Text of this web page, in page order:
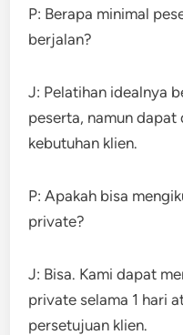
P: Berapa minimal
berjalan?
J: Pelatihan idealnya
peserta, namun dapat
kebutuhan klien.
P: Apakah bisa
private?
J: Bisa. Kami dapat
private selama 1 hari
persetujuan klien.